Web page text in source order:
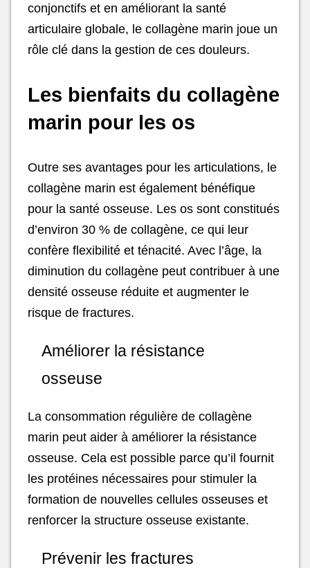
conjonctifs et en améliorant la santé
articulaire globale, le collagène marin joue un
rôle clé dans la gestion de ces douleurs.
Les bienfaits du collagène
marin pour les os
Outre ses avantages pour les articulations, le
collagène marin est également bénéfique
pour la santé osseuse. Les os sont constitués
d’environ 30 % de collagène, ce qui leur
confère flexibilité et ténacité. Avec l’âge, la
diminution du collagène peut contribuer à une
densité osseuse réduite et augmenter le
risque de fractures.
Améliorer la résistance
osseuse
La consommation régulière de collagène
marin peut aider à améliorer la résistance
osseuse. Cela est possible parce qu’il fournit
les protéines nécessaires pour stimuler la
formation de nouvelles cellules osseuses et
renforcer la structure osseuse existante.
Prévenir les fractures